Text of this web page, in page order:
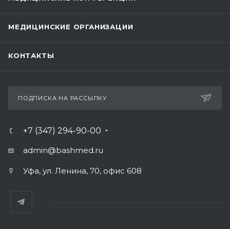
МЕДИЦИНСКИЕ ОРГАНИЗАЦИИ
КОНТАКТЫ
ПОДПИСКА НА РАССЫЛКУ
+7 (347) 294-90-00
admin@bashmed.ru
Уфа, ул. Ленина, 70, офис 608